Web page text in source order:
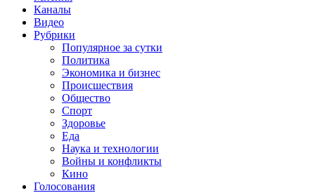
Каналы
Видео
Рубрики
Популярное за сутки
Политика
Экономика и бизнес
Происшествия
Общество
Спорт
Здоровье
Еда
Наука и технологии
Войны и конфликты
Кино
Голосования